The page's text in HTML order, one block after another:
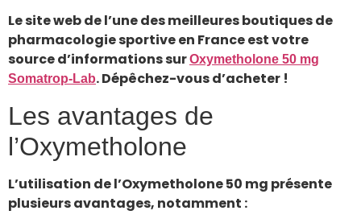
Le site web de l’une des meilleures boutiques de
pharmacologie sportive en France est votre
source d’informations surOxymetholone 50 mg
Somatrop-Lab. Dépêchez-vous d’acheter !
Les avantages de
l’Oxymetholone
L’utilisation de l’Oxymetholone 50 mg présente
plusieurs avantages, notamment :